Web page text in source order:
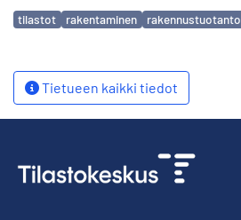
Avainsanat
tilastot rakentaminen rakennustuotanto
Tietueen kaikki tiedot